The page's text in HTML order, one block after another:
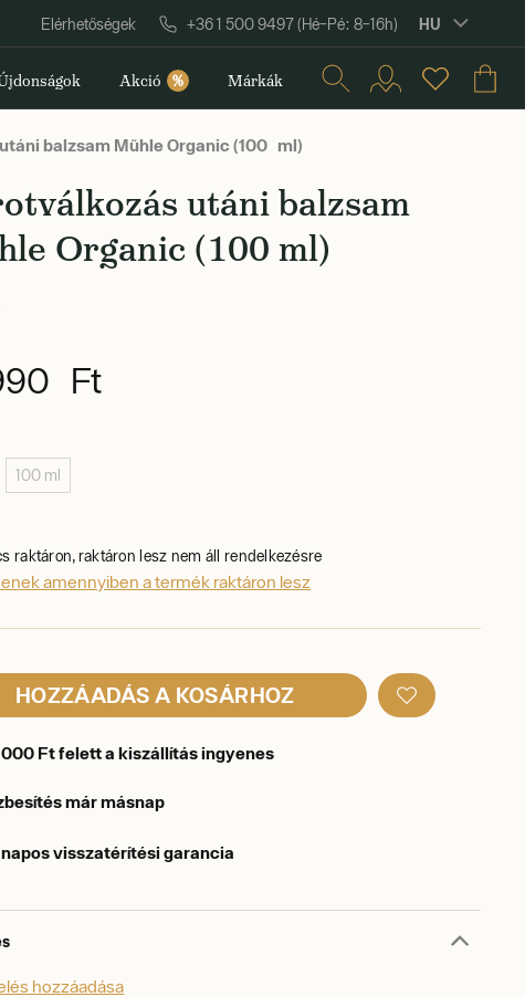
Elérhetőségek +36 1 500 9497 (Hé–Pé: 8–16h) HU
Akció % Márkák
balzsam Mühle Organic (100 ml)
utáni balzsam
Organic (100 ml)
Ft
100 ml
raktáron, raktáron lesz nem áll rendelkezésre
amennyiben a termék raktáron lesz
HOZZÁADÁS A KOSÁRHOZ
Ft felett a kiszállítás ingyenes
már másnap
visszatérítési garancia
hozzáadása